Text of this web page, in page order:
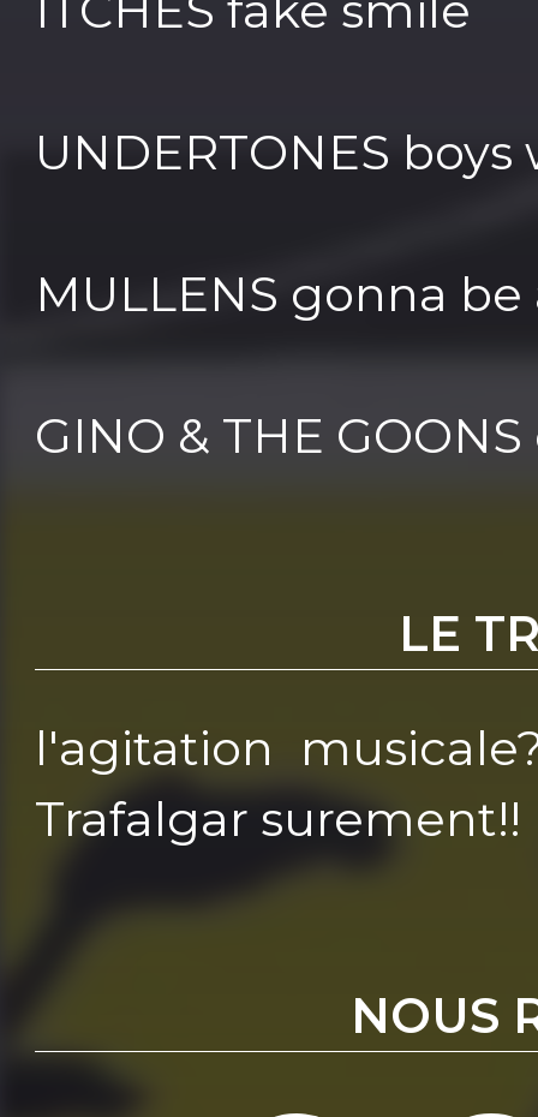
UNDERTONES
MULLENS gonna
GINO & THE
LE
l'agitation
Trafalgar surement!!
NOUS